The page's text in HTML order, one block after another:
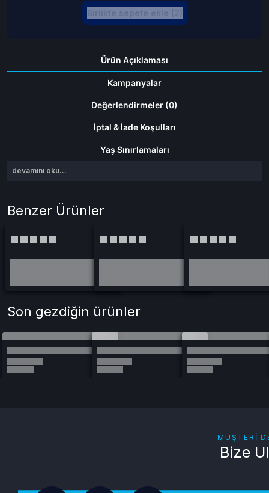
Ürün Açıklaması
Kampanyalar
Değerlendirmeler (0)
İptal & İade Koşulları
Yaş Sınırlamaları
devamını oku...
Benzer Ürünler
Son gezdiğin ürünler
MÜŞTERI
Bize